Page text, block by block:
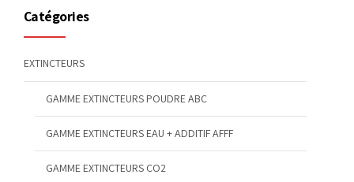
Catégories
EXTINCTEURS
GAMME EXTINCTEURS POUDRE ABC
GAMME EXTINCTEURS EAU + ADDITIF AFFF
GAMME EXTINCTEURS CO2